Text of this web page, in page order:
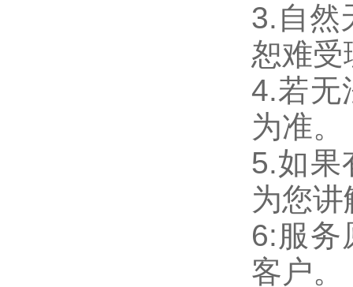
3.自然
恕难受
4.若无
为准。
5.如果
为您
6:服务
客户。